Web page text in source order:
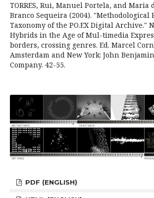
TORRES, Rui, Manuel Portela, and Maria
Branco Sequeira (2004). "Methodological
Taxonomy of the PO.EX Digital Archive."
Hybrids in the Age of Mul-timedia
borders, crossing genres. Ed. Marcel
Amsterdam and New York: John
Company. 42-55.
PDF (ENGLISH)